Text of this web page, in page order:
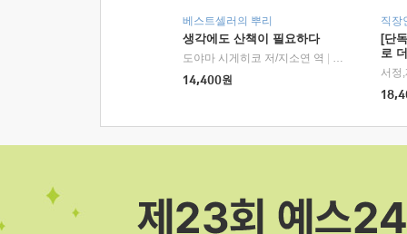
베스트셀러의 뿌리
생각에도 산책이 필요하다
도야마 시게히코 저/지소연 역
알에이치코리
14,400원
직장
[단
로